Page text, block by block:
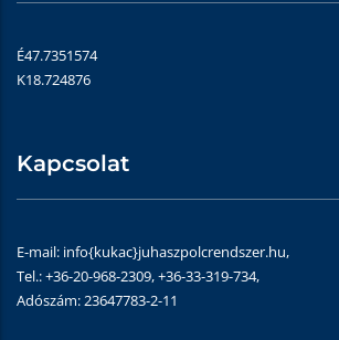
É47.7351574
K18.724876
Kapcsolat
E-mail: info{kukac}juhaszpolcrendszer.hu,
Tel.: +36-20-968-2309, +36-33-319-734,
Adószám: 23647783-2-11